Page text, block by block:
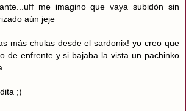
me imagino que vaya subidón sin
aún jeje
más chulas desde el sardonix! yo creo que
de enfrente y si bajaba la vista un pachinko
;)